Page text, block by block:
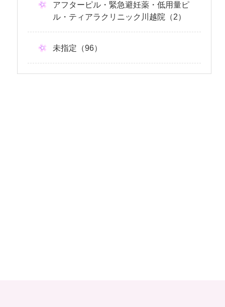
アフターピル・緊急避妊薬・低用量ピ
ル・ティアラクリニック川越院（2）
未指定（96）